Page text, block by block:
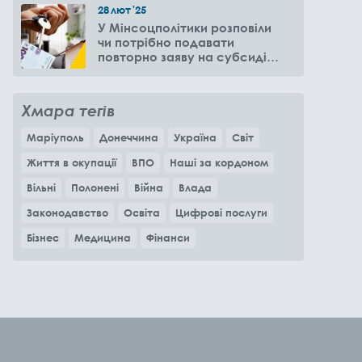
28лют'25
У Мінсоцполітики розповіли
чи потрібно подавати
повторно заяву на субсидію
Хмара тегів
Маріуполь Донеччина Україна
Світ
Життя в окупації
ВПО
Наші за кордоном
Вільні
Полонені Війна
Влада
Законодавство
Освіта
Цифрові послуги
Бізнес
Медицина Фінанси